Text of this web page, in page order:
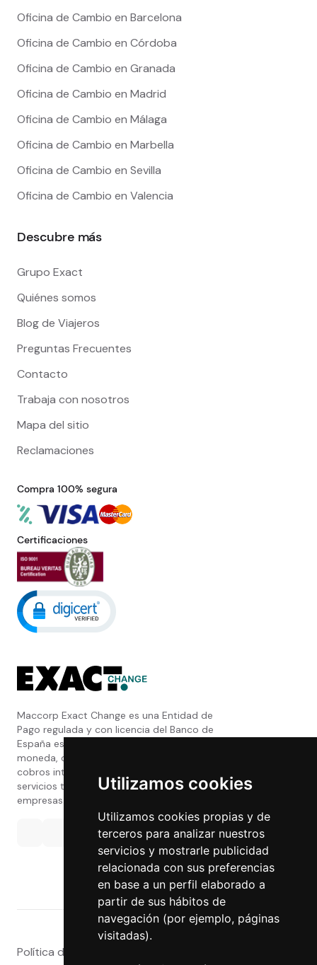
Utilizamos cookies
Utilizamos cookies propias y de
terceros para analizar nuestros
servicios y mostrarle publicidad
relacionada con sus preferencias
en base a un perfil elaborado a
partir de sus hábitos de
navegación (por ejemplo, páginas
visitadas).
Oficina de Cambio en Barcelona
Oficina de Cambio en Córdoba
Oficina de Cambio en Granada
Oficina de Cambio en Madrid
Oficina de Cambio en Málaga
Oficina de Cambio en Marbella
Oficina de Cambio en Sevilla
Oficina de Cambio en Valencia
Descubre más
Grupo Exact
Quiénes somos
Blog de Viajeros
Preguntas Frecuentes
Contacto
Trabaja con nosotros
Mapa del sitio
Reclamaciones
Compra 100% segura
Certificaciones
Maccorp Exact Change es una Entidad de
Pago regulada y con licencia del Banco de
España especializada en cambio de
moneda, divisas, transferencias, pagos y
cobros internacionales que presta estos
servicios tanto a particulares como a
empresas.
Política de privacidad